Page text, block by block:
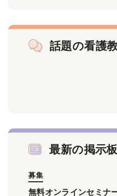
話題の看護
最新の掲示板
募集
無料オンラインセミナ